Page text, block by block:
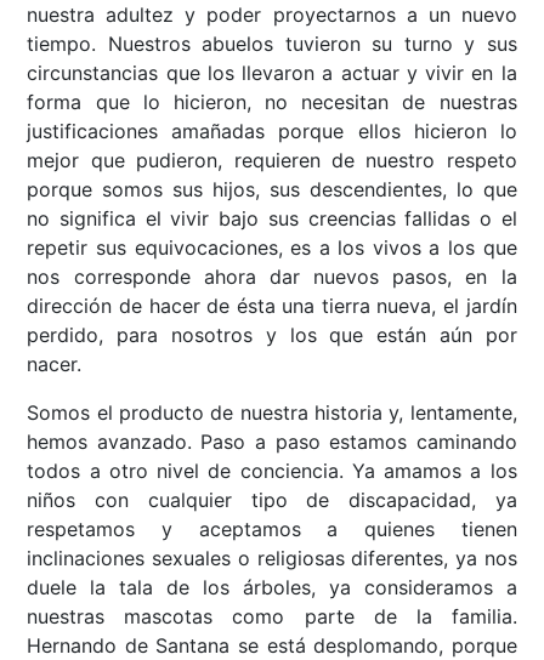
nuestra adultez y poder proyectarnos a un nuevo
tiempo. Nuestros abuelos tuvieron su turno y sus
circunstancias que los llevaron a actuar y vivir en la
forma que lo hicieron, no necesitan de nuestras
justificaciones amañadas porque ellos hicieron lo
mejor que pudieron, requieren de nuestro respeto
porque somos sus hijos, sus descendientes, lo que
no significa el vivir bajo sus creencias fallidas o el
repetir sus equivocaciones, es a los vivos a los que
nos corresponde ahora dar nuevos pasos, en la
dirección de hacer de ésta una tierra nueva, el jardín
perdido, para nosotros y los que están aún por
nacer.
Somos el producto de nuestra historia y, lentamente,
hemos avanzado. Paso a paso estamos caminando
todos a otro nivel de conciencia. Ya amamos a los
niños con cualquier tipo de discapacidad, ya
respetamos y aceptamos a quienes tienen
inclinaciones sexuales o religiosas diferentes, ya nos
duele la tala de los árboles, ya consideramos a
nuestras mascotas como parte de la familia.
Hernando de Santana se está desplomando, porque